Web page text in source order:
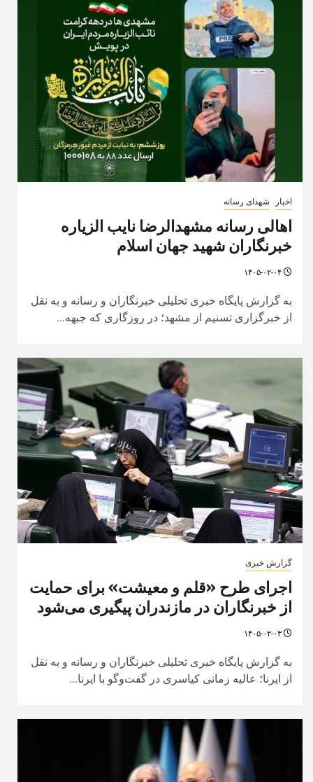
اخبار شهدای رسانه
اهالی رسانه مشهدالرضا نایب الزیاره
خبرنگاران شهید جهان اسلام
به گزارش پایگاه خبری تحلیلی خبرنگاران و رسانه و به نقل
از خبرگزاری تسنیم از مشهد؛ در روزگاری که جبهه...
گزارش خبری
اجرای طرح «قلم و معیشت» برای حمایت
از خبرنگاران در مازندران پیگیری می‌شود
به گزارش پایگاه خبری تحلیلی خبرنگاران و رسانه و به نقل
از ایرنا؛ عالیه زمانی کیاسری در گفت‌وگو با ایرنا...